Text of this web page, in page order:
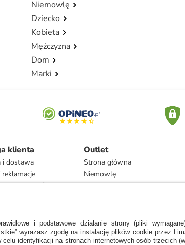
Niemowlę
Dziecko
Kobieta
Mężczyzna
Dom
Marki
klienta
i dostawa
produktów
z umową i naprawa
Outlet
Strona główna
Niemowlę
Dziecko
Dom
Marki